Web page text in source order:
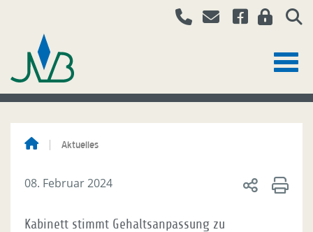
Aktuelles
08. Februar 2024
Kabinett stimmt Gehaltsanpassung zu